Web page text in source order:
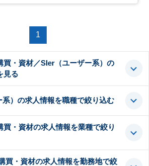
1
買・資材／SIer（ユーザー系）の
見る
）の求人情報を職種で絞り込む
買・資材の求人情報を業種で絞り
買・資材の求人情報を勤務地で絞